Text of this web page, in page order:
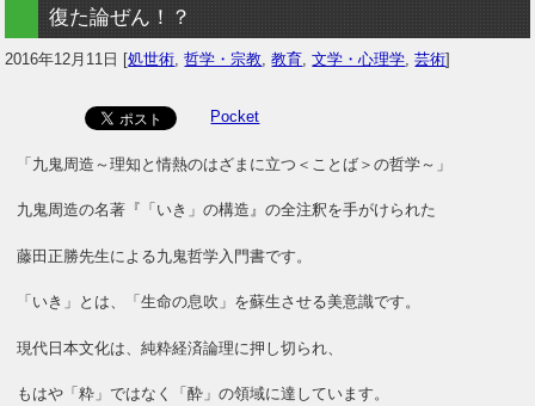
復た論ぜん！？
2016年12月11日 [処世術,哲学・宗教,教育,文学・心理学,芸術]
Pocket
「九鬼周造～理知と情熱のはざまに立つ＜ことば＞の哲学～」
九鬼周造の名著『「いき」の構造』の全注釈を手がけられた
藤田正勝先生による九鬼哲学入門書です。
「いき」とは、「生命の息吹」を蘇生させる美意識です。
現代日本文化は、純粋経済論理に押し切られ、
もはや「粋」ではなく「酔」の領域に達しています。